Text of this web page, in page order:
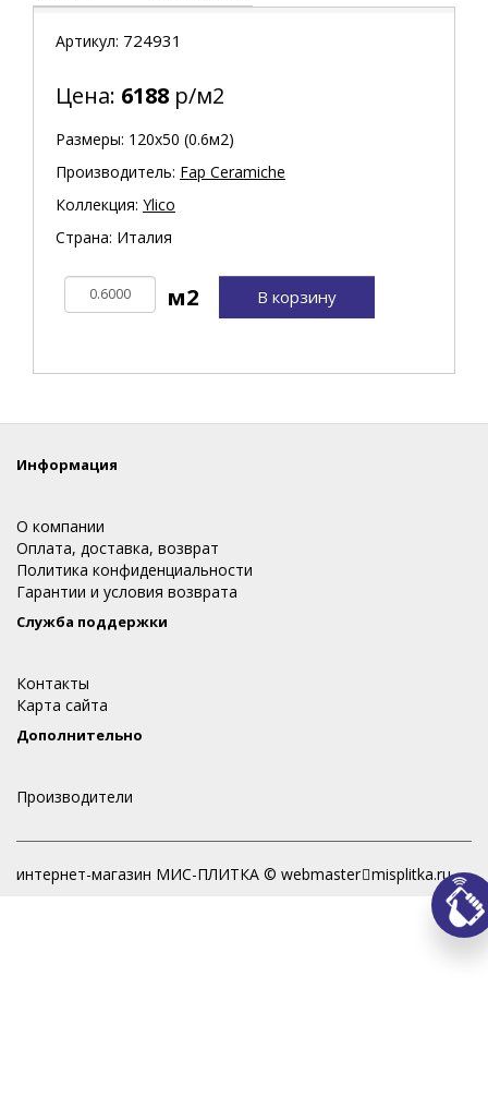
Артикул: 724931
Цена: 6188 р/м2
Размеры: 120х50 (0.6м2)
Производитель: Fap Ceramiche
Коллекция: Ylico
Страна: Италия
В корзину
Информация
О компании
Оплата, доставка, возврат
Политика конфиденциальности
Гарантии и условия возврата
Служба поддержки
Контакты
Карта сайта
Дополнительно
Производители
интернет-магазин МИС-ПЛИТКА © webmaster misplitka.ru